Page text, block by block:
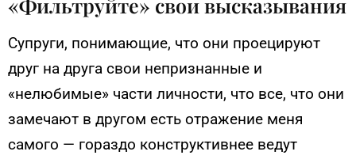
Супруги, понимающие, что они проецируют
друг на друга свои непризнанные и
«нелюбимые» части личности, что все, что они
замечают в другом есть отражение меня
самого — гораздо конструктивнее ведут